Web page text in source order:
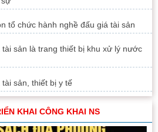
tổ chức hành nghề đấu giá tài sản
sản là trang thiết bị khu xử lý nước
sản, thiết bị y tế
KHAI CÔNG KHAI NS